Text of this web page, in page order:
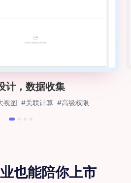
计，数据收集
视图 #关联计算 #高级权限
也能陪你上市